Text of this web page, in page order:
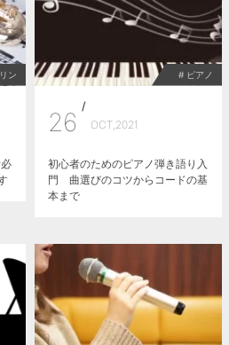
ン # ピアノ
26
/
OCT,2021
初心者のためのピアノ弾き語り入
門 曲選びのコツからコードの基
本まで